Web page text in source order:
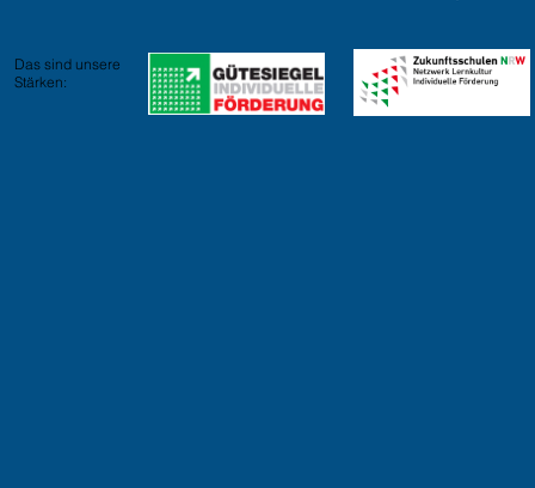
Das sind unsere
Stärken: